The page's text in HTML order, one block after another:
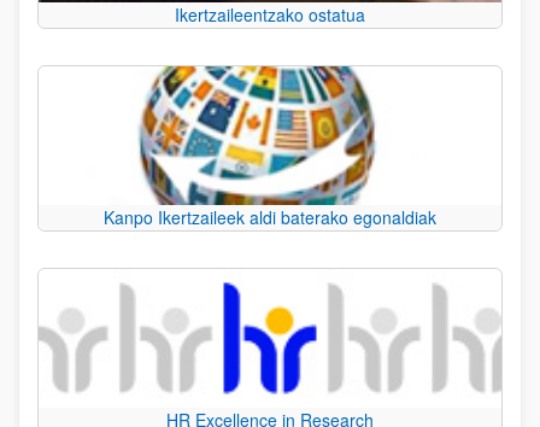
Ikertzaileentzako ostatua
Kanpo Ikertzaileek aldi baterako egonaldiak
HR Excellence in Research